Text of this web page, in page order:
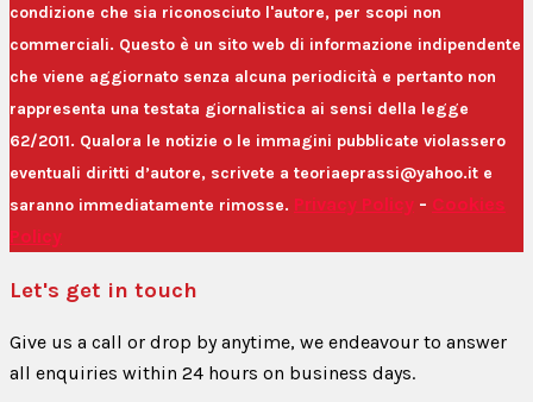
condizione che sia riconosciuto l'autore, per scopi non
commerciali. Questo è un sito web di informazione indipendente
che viene aggiornato senza alcuna periodicità e pertanto non
rappresenta una testata giornalistica ai sensi della legge
62/2011. Qualora le notizie o le immagini pubblicate violassero
eventuali diritti d’autore, scrivete a teoriaeprassi@yahoo.it e
saranno immediatamente rimosse. Privacy Policy - Cookies
Policy
Let's get in touch
Give us a call or drop by anytime, we endeavour to answer
all enquiries within 24 hours on business days.